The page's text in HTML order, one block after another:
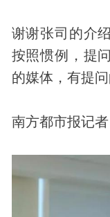
谢谢张司的介
按照惯例，提
的媒体，有提
南方都市报记者